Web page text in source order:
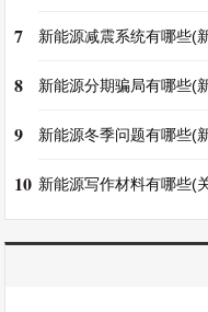
7 新能源减震系统有哪些(
8 新能源分期骗局有哪些(
9 新能源冬季问题有哪些(
10 新能源写作材料有哪些(